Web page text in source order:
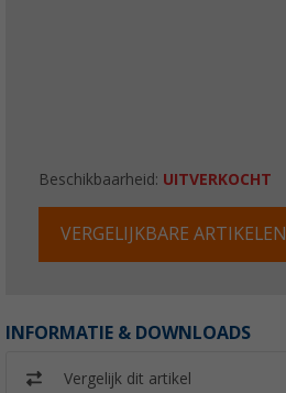
Beschikbaarheid: UITVERKOCHT
VERGELIJKBARE ARTIKELEN
INFORMATIE & DOWNLOADS
Vergelijk dit artikel